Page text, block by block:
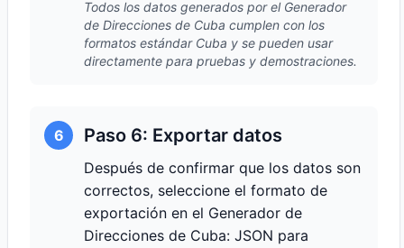
Todos los datos generados por el Generador
de Direcciones de Cuba cumplen con los
formatos estándar Cuba y se pueden usar
directamente para pruebas y demostraciones.
6 Paso 6: Exportar datos
Después de confirmar que los datos son
correctos, seleccione el formato de
exportación en el Generador de
Direcciones de Cuba: JSON para